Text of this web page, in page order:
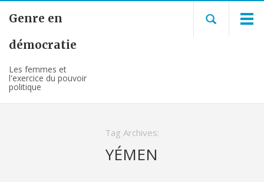
Genre en
démocratie
Les femmes et
l'exercice du pouvoir
politique
Tag Archives:
YÉMEN